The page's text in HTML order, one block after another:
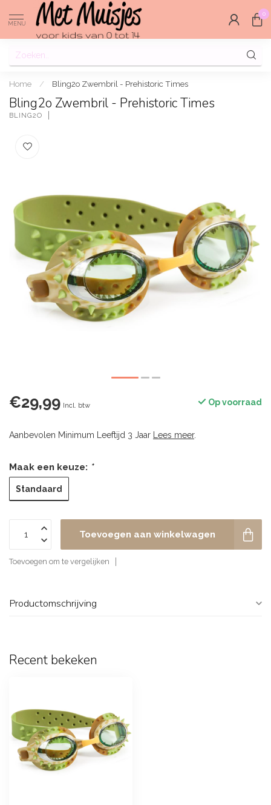
MENU
0
Home / Bling2o Zwembril - Prehistoric Times
Bling2o Zwembril - Prehistoric Times
BLING2O
€29,99 Incl. btw Op voorraad
Aanbevolen Minimum Leeftijd 3 Jaar Lees meer.
Maak een keuze: *
Standaard
Toevoegen aan winkelwagen
Toevoegen om te vergelijken
Productomschrijving
Recent bekeken